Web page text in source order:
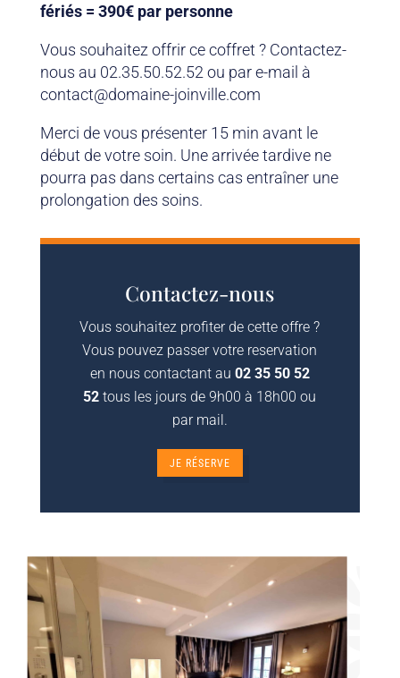
fériés = 390€ par personne
Vous souhaitez offrir ce coffret ? Contactez-
nous au 02.35.50.52.52 ou par e-mail à
contact@domaine-joinville.com
Merci de vous présenter 15 min avant le
début de votre soin. Une arrivée tardive ne
pourra pas dans certains cas entraîner une
prolongation des soins.
Contactez-nous
Vous souhaitez profiter de cette offre ?
Vous pouvez passer votre reservation
en nous contactant au 02 35 50 52
52tous les jours de 9h00 à 18h00 ou
par mail.
JE RÉSERVE